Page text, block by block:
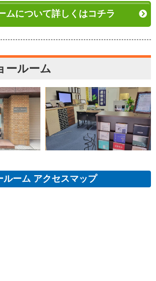
ムについて詳しくはコチラ
ールーム
ルーム アクセスマップ